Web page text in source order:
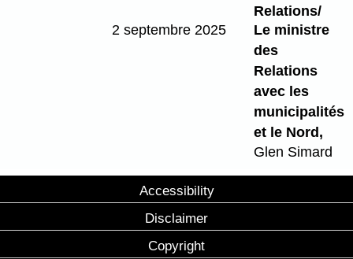
Relations/
2 septembre 2025
Le ministre
des
Relations
avec les
municipalités
et le Nord,
Glen Simard
Accessibility
Disclaimer
Copyright